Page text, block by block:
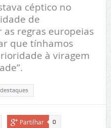
céptico no
de
regras europeias
que tínhamos
à viragem
Partilhar 0